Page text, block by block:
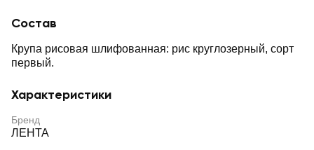
Состав
Крупа рисовая шлифованная: рис круглозерный, сорт
первый.
Характеристики
Бренд
ЛЕНТА